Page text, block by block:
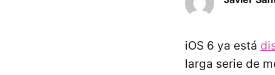
iOS 6 ya está
larga serie de